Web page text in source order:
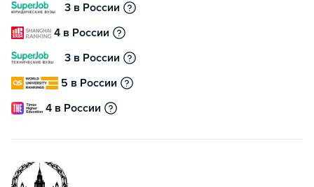
3 в России
4 в России
3 в России
5 в России
4 в России